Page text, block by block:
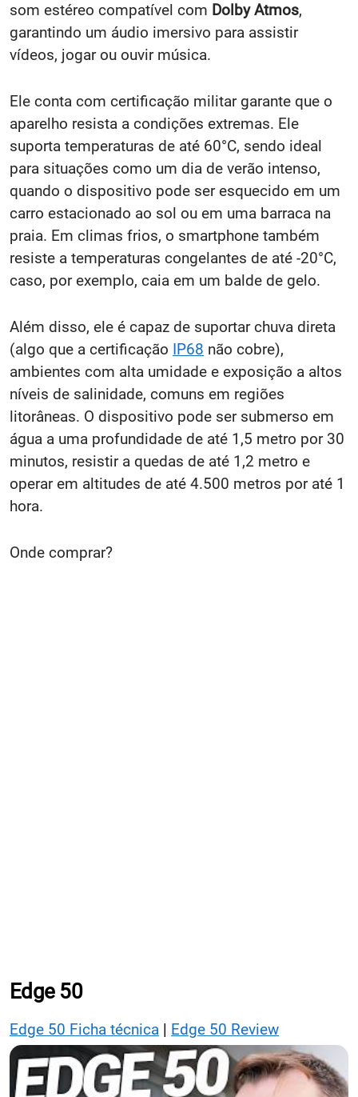
som estéreo compatível com Dolby Atmos,
garantindo um áudio imersivo para assistir
vídeos, jogar ou ouvir música.
Ele conta com certificação militar garante que o
aparelho resista a condições extremas. Ele
suporta temperaturas de até 60°C, sendo ideal
para situações como um dia de verão intenso,
quando o dispositivo pode ser esquecido em um
carro estacionado ao sol ou em uma barraca na
praia. Em climas frios, o smartphone também
resiste a temperaturas congelantes de até -20°C,
caso, por exemplo, caia em um balde de gelo.
Além disso, ele é capaz de suportar chuva direta
(algo que a certificação IP68 não cobre),
ambientes com alta umidade e exposição a altos
níveis de salinidade, comuns em regiões
litorâneas. O dispositivo pode ser submerso em
água a uma profundidade de até 1,5 metro por 30
minutos, resistir a quedas de até 1,2 metro e
operar em altitudes de até 4.500 metros por até 1
hora.
Onde comprar?
Edge 50
Edge 50 Ficha técnica | Edge 50 Review